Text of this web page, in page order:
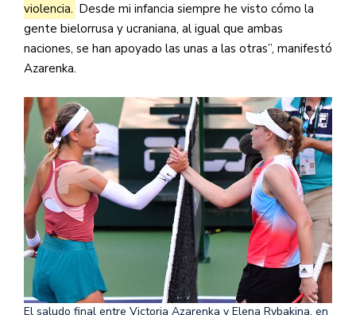
violencia. Desde mi infancia siempre he visto cómo la
gente bielorrusa y ucraniana, al igual que ambas
naciones, se han apoyado las unas a las otras”, manifestó
Azarenka.
El saludo final entre Victoria Azarenka y Elena Rybakina, en